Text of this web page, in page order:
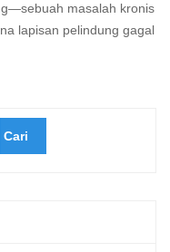
masalah kronis
lapisan pelindung gagal
Cari